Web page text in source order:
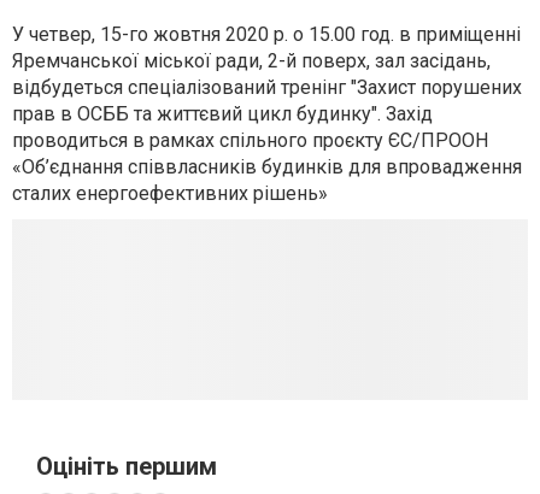
У четвер, 15-го жовтня 2020 р. о 15.00 год. в приміщенні
Яремчанської міської ради, 2-й поверх, зал засідань,
відбудеться спеціалізований тренінг "Захист порушених
прав в ОСББ та життєвий цикл будинку". Захід
проводиться в рамках спільного проєкту ЄС/ПРООН
«Об’єднання співвласників будинків для впровадження
сталих енергоефективних рішень»
Оцініть першим